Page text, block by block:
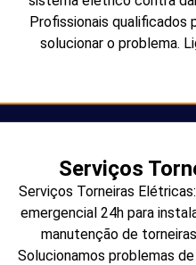
Profissionais qualificados
solucionar o problema.
Serviços
Serviços Torneiras
emergencial 24h para
manutenção de
Solucionamos problemas